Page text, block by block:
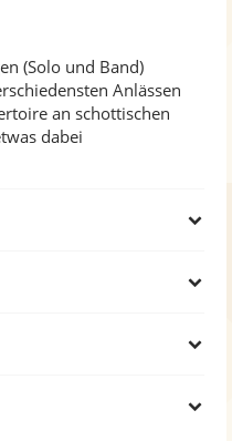
(Solo und Band)
Anlässen
an schottischen
dabei